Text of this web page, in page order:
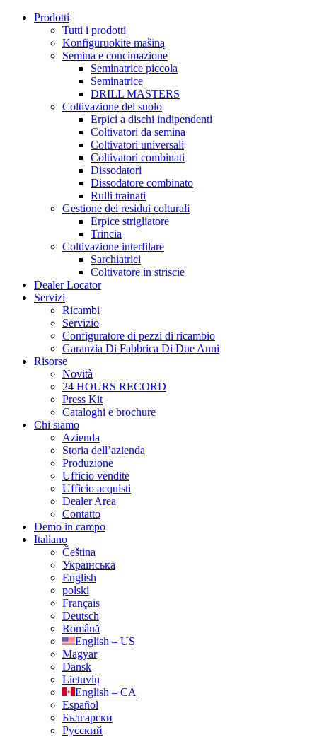
Prodotti
Tutti i prodotti
Konfigūruokite mašiną
Semina e concimazione
Seminatrice piccola
Seminatrice
DRILL MASTERS
Coltivazione del suolo
Erpici a dischi indipendenti
Coltivatori da semina
Coltivatori universali
Coltivatori combinati
Dissodatori
Dissodatore combinato
Rulli trainati
Gestione dei residui colturali
Erpice strigliatore
Trincia
Coltivazione interfilare
Sarchiatrici
Coltivatore in striscie
Dealer Locator
Servizi
Ricambi
Servizio
Configuratore di pezzi di ricambio
Garanzia Di Fabbrica Di Due Anni
Risorse
Novità
24 HOURS RECORD
Press Kit
Cataloghi e brochure
Chi siamo
Azienda
Storia dell’azienda
Produzione
Ufficio vendite
Ufficio acquisti
Dealer Area
Contatto
Demo in campo
Italiano
Čeština
Українська
English
polski
Français
Deutsch
Română
English – US
Magyar
Dansk
Lietuvių
English – CA
Español
Български
Русский